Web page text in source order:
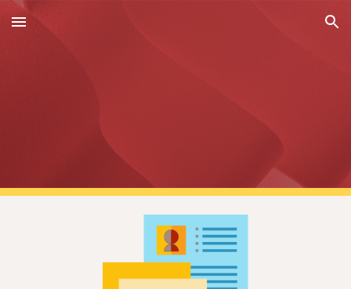
Skip to main content Skip to navigation